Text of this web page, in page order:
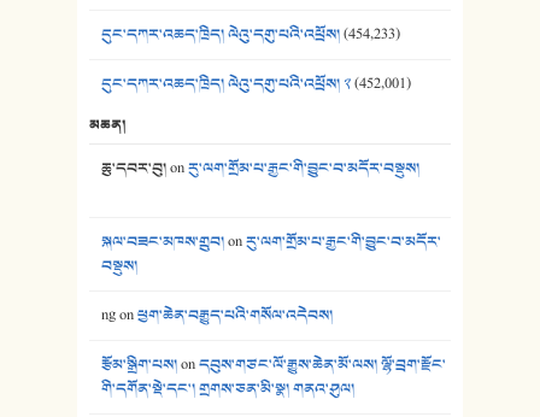
དུང་དཀར་འཆད་ཁྲིད། ལེའུ་དགུ་པའི་འཕྲོས།(454,233)
དུང་དཀར་འཆད་ཁྲིད། ལེའུ་དགུ་པའི་འཕྲོས། ༢(452,001)
མཆན།
ཆུ་དབར་བུ།onརུ་ལག་གྲོམ་པ་རྒྱང་གི་བྱུང་བ་མདོར་བསྡུས།
སྐལ་བཟང་མཁས་གྲུབ།onརུ་ལག་གྲོམ་པ་རྒྱང་གི་བྱུང་བ་མདོར་
བསྡུས།
ngonཕྱག་ཆེན་བརྒྱུད་པའི་གསོལ་འདེབས།
རྩོམ་སྒྲིག་པས།onདབུས་གཙང་ལོ་རྒྱུས་ཆེན་མོ་ལས། ལྷོ་བྲག་རྫོང་
གི་དགོན་སྡེ་དང་། གྲགས་ཅན་མི་སྣ། གནའ་ཤུལ།